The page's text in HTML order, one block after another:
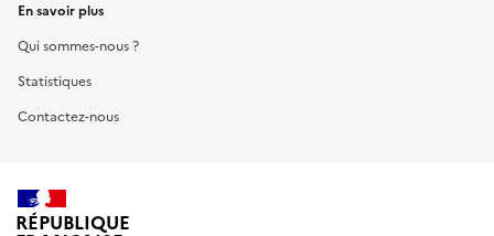
En savoir plus
Qui sommes-nous ?
Statistiques
Contactez-nous
RÉPUBLIQUE